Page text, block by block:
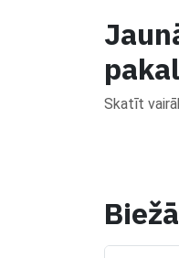
Skatīt